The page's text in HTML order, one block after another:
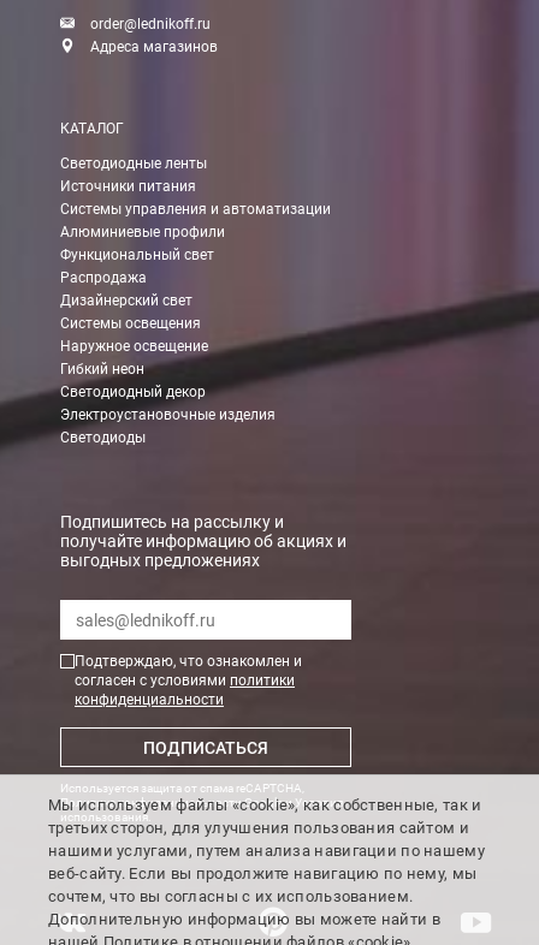
Доставка:
Вы можете самостоятельно забрать заказ в одном из наших
В Москве (внутри МКАД)
БЕСПЛАТНАЯ доставка при сумме заказа от 7000 руб.
При заказе менее 7000 руб. стоимость доставки 750 руб.
В Москве и МО (за МКАД)
При заказе от 7000 руб. стоимость доставки равна 30 руб.
При заказе менее 7000 руб. стоимость доставки 750 руб. +
БЕСПЛАТНАЯ доставка при сумме заказа от 7000 руб.
При заказе менее 7000 руб. стоимость доставки
Boxberry
Мы можем доставить ваши заказы сервисом компании
Транспортные компании
Мы можем отправить ваш заказ транспортной компанией в
Доставка до ТК от 7000 руб. БЕСПЛАТНО.
При заказе менее 7000 руб. стоимость доставки до ТК 750 руб.
Стоимость доставки ТК до Вашего пункта назначения Вы
Подробнее обоплате и доставке
order@lednikoff.ru
Адреса магазинов
КАТАЛОГ
Светодиодные ленты
Источники питания
Системы управления и автоматизации
Алюминиевые профили
Функциональный свет
Распродажа
Дизайнерский свет
Системы освещения
Наружное освещение
Гибкий неон
Светодиодный декор
Электроустановочные изделия
Светодиоды
Подпишитесь на рассылку и
получайте информацию об акциях и
выгодных предложениях
Подтверждаю, что ознакомлен и
согласен с условиями политики
конфиденциальности
ПОДПИСАТЬСЯ
Используется защита от спама reCAPTCHA,
Политика конфиденциальности GoogleиУсловия
использования
Мы используем файлы «cookie», как собственные, так и
третьих сторон, для улучшения пользования сайтом и
нашими услугами, путем анализа навигации по нашему
веб-сайту. Если вы продолжите навигацию по нему, мы
сочтем, что вы согласны с их использованием.
Дополнительную информацию вы можете найти в